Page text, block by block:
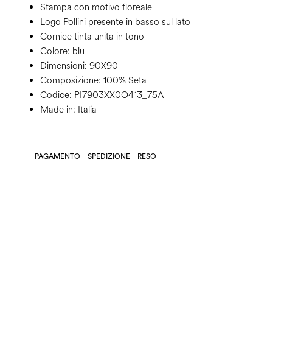
Stampa con motivo floreale
Logo Pollini presente in basso sul lato
Cornice tinta unita in tono
Colore: blu
Dimensioni: 90X90
Composizione: 100% Seta
Codice: PI7903XX0O413_75A
Made in: Italia
PAGAMENTO SPEDIZIONE RESO